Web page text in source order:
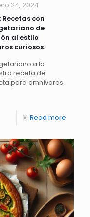
24, 2024
con
de
al estilo
curiosos.
a la
receta de
para omnívoros
Read more